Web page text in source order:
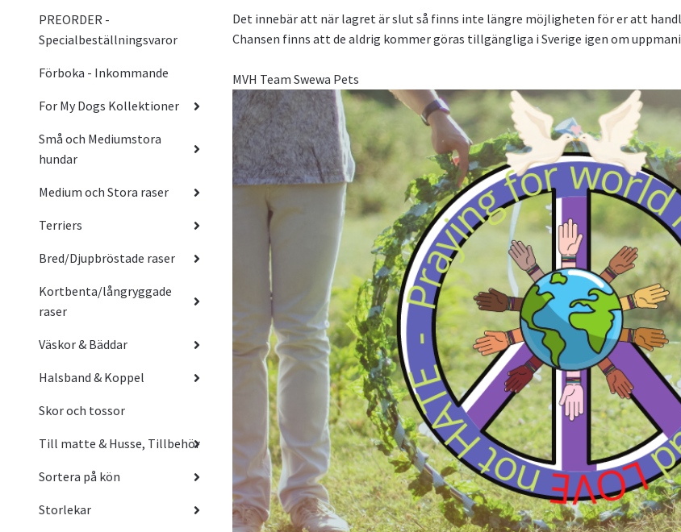
PREORDER -
Specialbeställningsvaror
Förboka - Inkommande
For My Dogs Kollektioner
Små och Mediumstora
hundar
Medium och Stora raser
Terriers
Bred/Djupbröstade raser
Kortbenta/långryggade
raser
Väskor & Bäddar
Halsband & Koppel
Skor och tossor
Till matte & Husse, Tillbehör
Sortera på kön
Storlekar
Det innebär att när lagret är slut så finns inte längre möjligheten för er att
Chansen finns att de aldrig kommer göras tillgängliga i Sverige igen om
MVH Team Swewa Pets